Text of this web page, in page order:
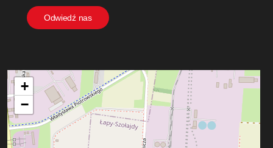
Odwiedź nas
+
−